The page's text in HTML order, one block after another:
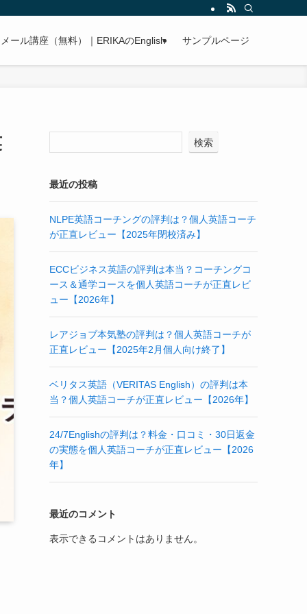
ール講座（無料）｜ERIKAのEnglish サンプルページ
検索
最近の投稿
NLPE英語コーチングの評判は？個人英語コーチ
が正直レビュー【2025年閉校済み】
ECCビジネス英語の評判は本当？コーチングコ
ース＆通学コースを個人英語コーチが正直レビ
ュー【2026年】
レアジョブ本気塾の評判は？個人英語コーチが
正直レビュー【2025年2月個人向け終了】
ベリタス英語（VERITAS English）の評判は本
当？個人英語コーチが正直レビュー【2026年】
24/7Englishの評判は？料金・口コミ・30日返金
の実態を個人英語コーチが正直レビュー【2026
年】
最近のコメント
表示できるコメントはありません。